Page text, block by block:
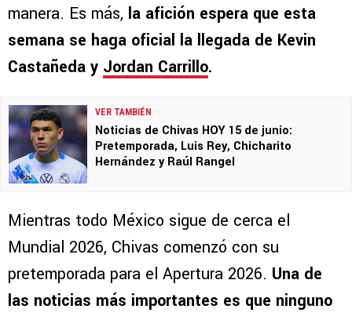
manera. Es más, la afición espera que esta
semana se haga oficial la llegada de Kevin
Castañeda y Jordan Carrillo.
VER TAMBIÉN
Noticias de Chivas HOY 15 de junio:
Pretemporada, Luis Rey, Chicharito
Hernández y Raúl Rangel
Mientras todo México sigue de cerca el
Mundial 2026, Chivas comenzó con su
pretemporada para el Apertura 2026. Una de
las noticias más importantes es que ninguno